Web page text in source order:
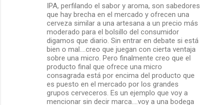
IPA, perfilando el sabor y aroma, son sabedores
que hay brecha en el mercado y ofrecen una
cerveza similar a una artesana a un precio más
moderado para el bolsillo del consumidor
digamos que diario. Sin entrar en debate si está
bien o mal....creo que juegan con cierta ventaja
sobre una micro. Pero finalmente creo que el
producto final que ofrece una micro
consagrada está por encima del producto que
es puesto en el mercado por los grandes
grupos cerveceros. Es un ejemplo que voy a
mencionar sin decir marca....voy a una bodega